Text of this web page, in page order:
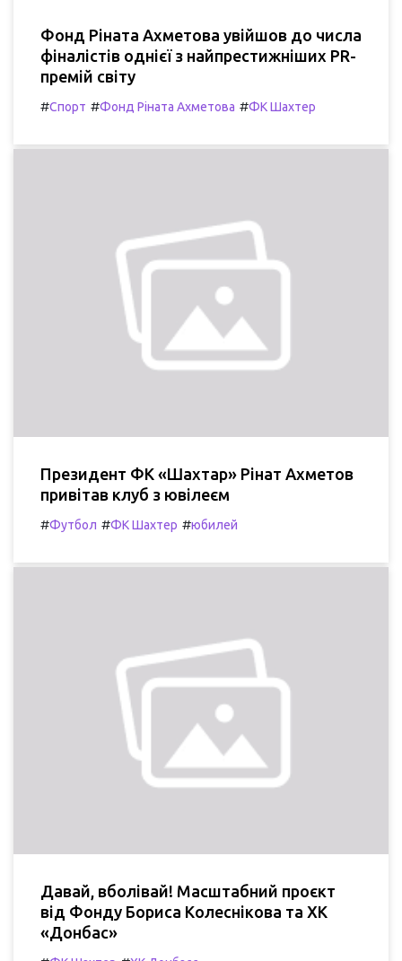
Фонд Ріната Ахметова увійшов до числа
фіналістів однієї з найпрестижніших PR-
премій світу
#Спорт #Фонд Ріната Ахметова #ФК Шахтер
Президент ФК «Шахтар» Рінат Ахметов
привітав клуб з ювілеєм
#Футбол #ФК Шахтер #юбилей
Давай, вболівай! Масштабний проєкт
від Фонду Бориса Колеснікова та ХК
«Донбас»